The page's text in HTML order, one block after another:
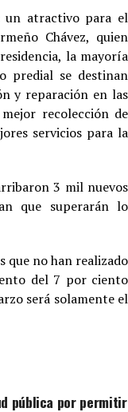
un atractivo para el
Chávez, quien
la mayoría
predial se destinan
y reparación en las
recolección de
servicios para la
3 mil nuevos
que superarán lo
que no han realizado
del 7 por ciento
será solamente el
pública por permitir